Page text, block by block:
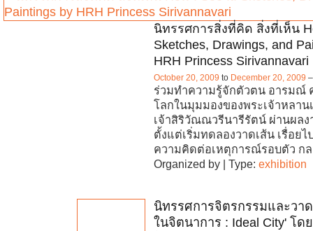
นิทรรศการสิ่งที่คิด สิ่งที่เห็น
Sketches, Drawings, and
HRH Princess Sirivannavari
October 20, 2009 to December 20, 2009
ร่วมทำความรู้จักตัวตน อารมณ์
โลกในมุมมองของพระเจ้าหลาน
เจ้าสิริวัณณวรีนารีรัตน์ ผ่านผล
ตั้งแต่เริ่มทดลองวาดเส้น เรื่อย
ความคิดต่อเหตุการณ์รอบตัว ก
Organized by | Type: exhibition
นิทรรศการจิตรกรรมและวา
ในจิตนาการ : Ideal City' โ